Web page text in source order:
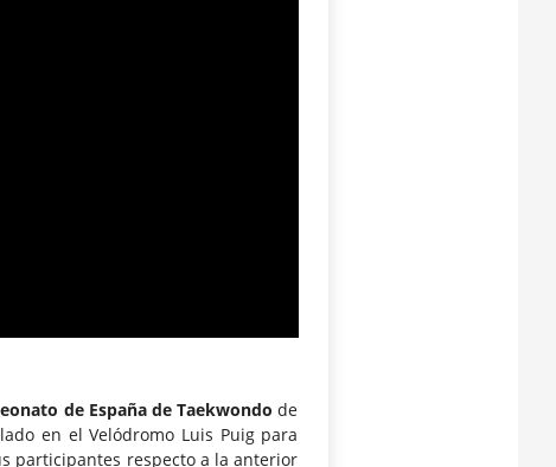
de España de Taekwondo de
en el Velódromo Luis Puig para
participantes respecto a la anterior